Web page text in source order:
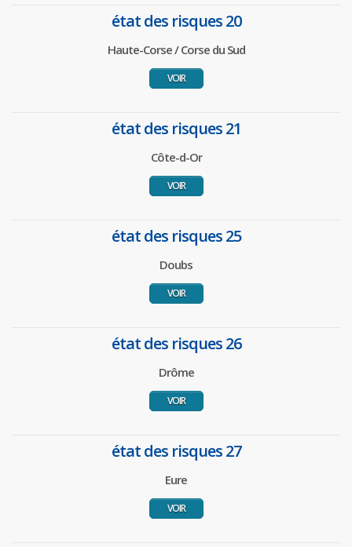
état des risques 20
Haute-Corse / Corse du Sud
VOIR
état des risques 21
Côte-d-Or
VOIR
état des risques 25
Doubs
VOIR
état des risques 26
Drôme
VOIR
état des risques 27
Eure
VOIR